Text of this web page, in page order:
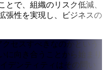
とで、組織のリスク低減、
張性を実現し、ビジネスの
セスすべきなのかという
に向き合うことから始まり
デンティティはその問い